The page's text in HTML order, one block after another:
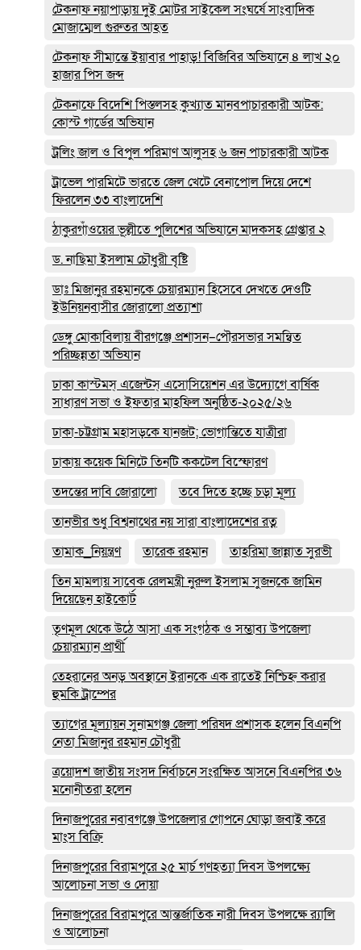
টেকনাফ নয়াপাড়ায় দুই মোটর সাইকেল সংঘর্ষে সাংবাদিক
মোজাম্মেল গুরুতর আহত
টেকনাফ সীমান্তে ইয়াবার পাহাড়! বিজিবির অভিযানে ৪ লাখ ২০
হাজার পিস জব্দ
টেকনাফে বিদেশি পিস্তলসহ কুখ্যাত মানবপাচারকারী আটক:
কোস্ট গার্ডের অভিযান
ট্রলিং জাল ও বিপুল পরিমাণ আলুসহ ৬ জন পাচারকারী আটক
ট্রাভেল পারমিটে ভারতে জেল খেটে বেনাপোল দিয়ে দেশে
ফিরলেন ৩৩ বাংলাদেশি
ঠাকুরগাঁওয়ের ভূল্লীতে পুলিশের অভিযানে মাদকসহ গ্রেপ্তার ২
ড. নাছিমা ইসলাম চৌধুরী বৃষ্টি
ডাঃ মিজানুর রহমানকে চেয়ারম্যান হিসেবে দেখতে দেওটি
ইউনিয়নবাসীর জোরালো প্রত্যাশা
ডেঙ্গু মোকাবিলায় বীরগঞ্জে প্রশাসন–পৌরসভার সমন্বিত
পরিচ্ছন্নতা অভিযান
ঢাকা কাস্টমস্ এজেন্টস্ এসোসিয়েশন এর উদ্যোগে বার্ষিক
সাধারণ সভা ও ইফতার মাহফিল অনুষ্ঠিত-২০২৫/২৬
ঢাকা-চট্টগ্রাম মহাসড়কে যানজট; ভোগান্তিতে যাত্রীরা
ঢাকায় কয়েক মিনিটে তিনটি ককটেল বিস্ফোরণ
তদন্তের দাবি জোরালো
তবে দিতে হচ্ছে চড়া মূল্য
তানভীর শুধু বিশ্বনাথের নয় সারা বাংলাদেশের রত্ন
তামাক_নিয়ন্ত্রণ
তারেক রহমান
তাহরিমা জান্নাত সুরভী
তিন মামলায় সাবেক রেলমন্ত্রী নুরুল ইসলাম সুজনকে জামিন
দিয়েছেন হাইকোর্ট
তৃণমূল থেকে উঠে আসা এক সংগঠক ও সম্ভাব্য উপজেলা
চেয়ারম্যান প্রার্থী
তেহরানের অনড় অবস্থানে ইরানকে এক রাতেই নিশ্চিহ্ন করার
হুমকি ট্রাম্পের
ত্যাগের মূল্যায়ন সুনামগঞ্জ জেলা পরিষদ প্রশাসক হলেন বিএনপি
নেতা মিজানুর রহমান চৌধুরী
ত্রয়োদশ জাতীয় সংসদ নির্বাচনে সংরক্ষিত আসনে বিএনপির ৩৬
মনোনীতরা হলেন
দিনাজপুরের নবাবগঞ্জে উপজেলার গোপনে ঘোড়া জবাই করে
মাংস বিক্রি
দিনাজপুরের ‎বিরামপুরে ২৫ মার্চ গণহত্যা দিবস উপলক্ষ্যে
আলোচনা সভা ও দোয়া
দিনাজপুরের বিরামপুরে আন্তর্জাতিক নারী দিবস উপলক্ষে র‍্যালি
ও আলোচনা